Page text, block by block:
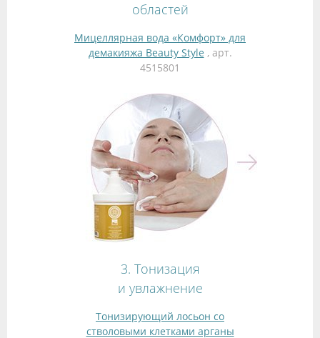
областей
Мицеллярная вода «Комфорт» для
демакияжа Beauty Style , арт.
4515801
3. Тонизация
и увлажнение
Тонизирующий лосьон со
стволовыми клетками арганы